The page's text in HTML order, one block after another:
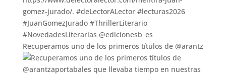
Recuperamos uno de los primeros títulos de @arantz